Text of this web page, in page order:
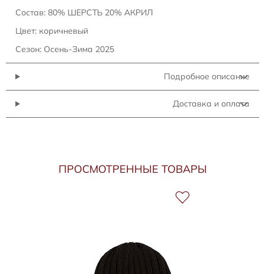
Состав: 80% ШЕРСТЬ 20% АКРИЛ
Цвет: коричневый
Сезон: Осень-Зима 2025
Подробное описание
Доставка и оплата
ПРОСМОТРЕННЫЕ ТОВАРЫ